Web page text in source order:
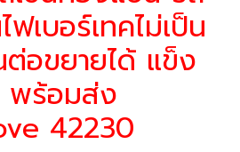
เบอร์เทคไม่เป็น
อขยายได้ แข็ง
พร้อมส่ง
42230